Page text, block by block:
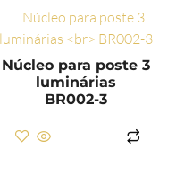
Núcleo para poste 3
luminárias
BR002-3